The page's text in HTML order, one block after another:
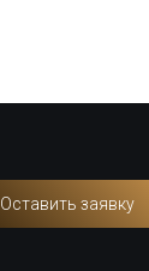
Оставить заявку